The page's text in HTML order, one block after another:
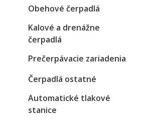
Obehové čerpadlá
Kalové a drenážne
čerpadlá
Prečerpávacie zariadenia
Čerpadlá ostatné
Automatické tlakové
stanice